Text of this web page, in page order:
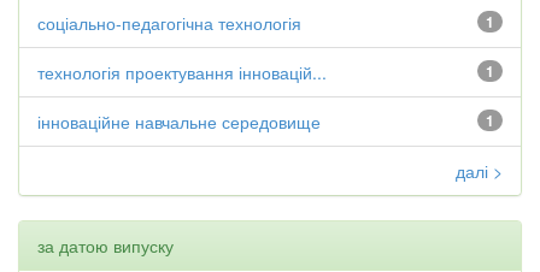
1
соціально-педагогічна технологія
1
технологія проектування інновацій...
1
інноваційне навчальне середовище
далі >
за датою випуску